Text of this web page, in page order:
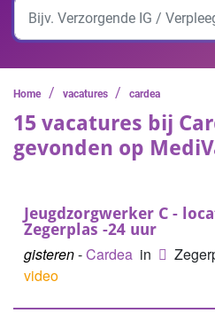
Home / vacatures / cardea
15 vacatures bij
gevonden op
Jeugdzorgwerker C -
Zegerplas -24 uur
gisteren-Cardea in
video